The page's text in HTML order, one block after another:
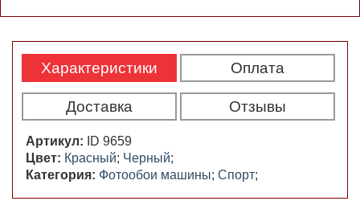
Характеристики Оплата
Доставка Отзывы
Артикул:
ID 9659
Цвет: Красный; Черный;
Категория: Фотообои машины; Спорт;